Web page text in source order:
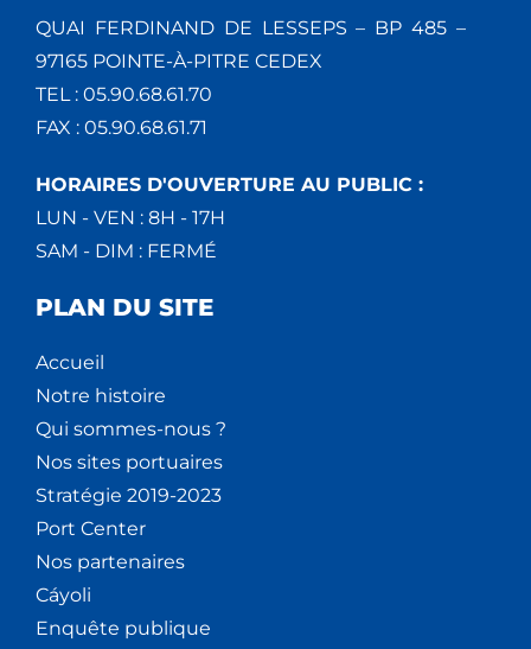
QUAI FERDINAND DE LESSEPS – BP 485 –
97165 POINTE-À-PITRE CEDEX
TEL : 05.90.68.61.70
FAX : 05.90.68.61.71
HORAIRES D'OUVERTURE AU PUBLIC :
LUN - VEN : 8H - 17H
SAM - DIM : FERMÉ
PLAN DU SITE
Accueil
Notre histoire
Qui sommes-nous ?
Nos sites portuaires
Stratégie 2019-2023
Port Center
Nos partenaires
Cáyoli
Enquête publique